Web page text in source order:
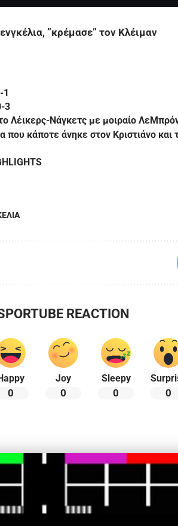
”κρέμασε” τον Κλέιμαν
1
3
Λέικερς-Νάγκετς με μοιραίο
που κάποτε άνηκε στον Κριστιάνο και
REACTION
0
Joy
0
Sleepy
0 0